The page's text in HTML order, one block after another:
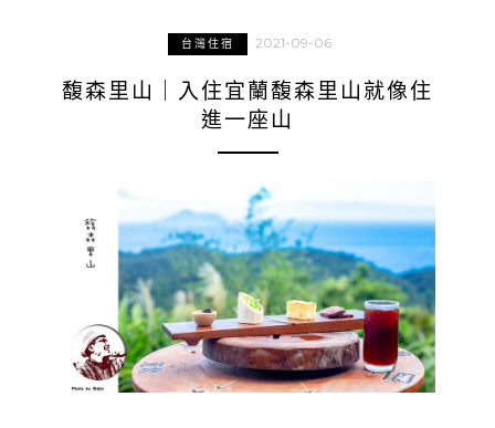
台灣住宿 2021-09-06
馥森里山｜入住宜蘭馥森里山就像住
進一座山